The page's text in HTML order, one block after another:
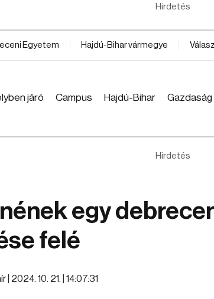
Hirdetés
Egyetem Hajdú-Bihar vármegye
járó Campus Hajdú-Bihar Gazdaság
Hirdetés
egy
felé
| 2024. 10. 21. | 14:07:31